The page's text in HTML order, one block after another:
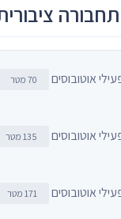
70 מטר
135 מטר
171 מטר